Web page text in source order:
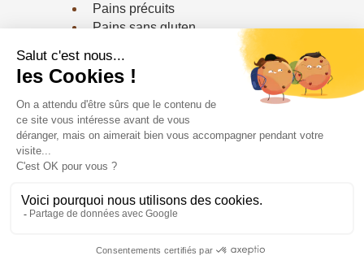
Pains précuits
Pains sans gluten
CONTACTEZ-NOUS
Téléphone : 03 20 79 18 64
Le Fournil bio ©2024